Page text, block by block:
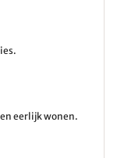
eerlijk wonen.